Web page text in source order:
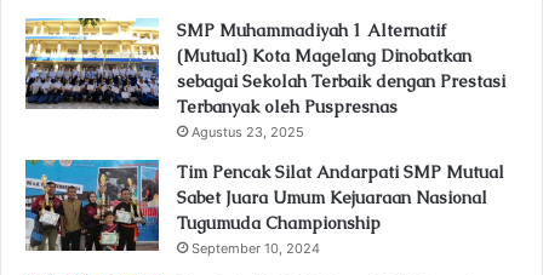
SMP Muhammadiyah 1 Alternatif
(Mutual) Kota Magelang Dinobatkan
sebagai Sekolah Terbaik dengan Prestasi
Terbanyak oleh Puspresnas
Agustus 23, 2025
Tim Pencak Silat Andarpati SMP Mutual
Sabet Juara Umum Kejuaraan Nasional
Tugumuda Championship
September 10, 2024